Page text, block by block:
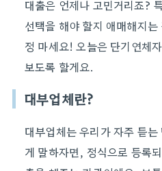
대출은 언제나 고민거리죠?
선택을 해야 할지 애매해지
정 마세요! 오늘은 단기연체
보도록 할게요.
대부업체란?
대부업체는 우리가 자주 듣
게 말하자면, 정식으로 등록